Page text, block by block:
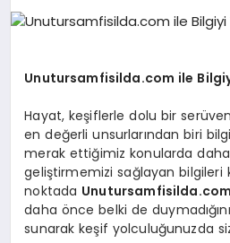
EĞITIM
SIYASET
Unutursamfisilda.com ile
Hayat, keşiflerle dolu bir
en değerli unsurlarından biri
merak ettiğimiz konularda daha
geliştirmemizi sağlayan bilgileri
noktada
daha önce belki de
sunarak keşif yolculuğunuzda